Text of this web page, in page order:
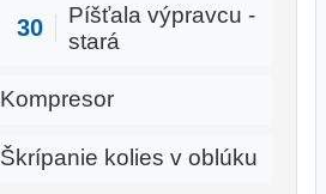
30
Píšťala výpravcu -
stará
Kompresor
Škrípanie kolies v oblúku